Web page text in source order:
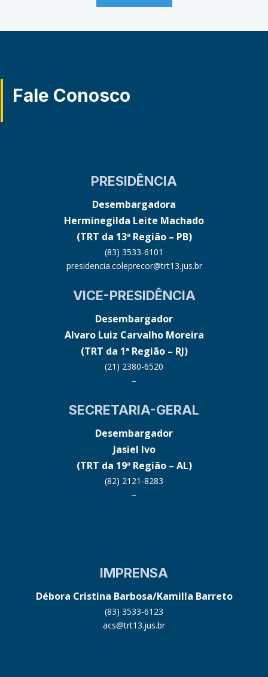
Fale Conosco
PRESIDÊNCIA
Desembargadora
Herminegilda Leite Machado
(TRT da 13ª Região – PB)
(83) 3533-6101
presidencia.coleprecor@trt13.jus.br
VICE-PRESIDÊNCIA
Desembargador
Alvaro Luiz Carvalho Moreira
(TRT da 1ª Região – RJ)
(21) 2380-6520
–
SECRETARIA-GERAL
Desembargador
Jasiel Ivo
(TRT da 19ª Região – AL)
(82) 2121-8283
–
IMPRENSA
Débora Cristina Barbosa/Kamilla Barreto
(83) 3533-6123
acs@trt13.jus.br